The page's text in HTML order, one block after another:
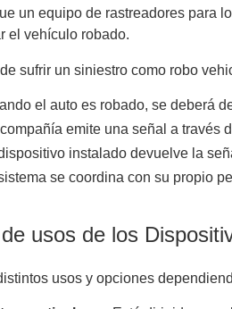
un equipo de rastreadores para
el vehículo robado.
sufrir un siniestro como robo
el auto es robado, se deberá
compañía emite una señal a través
instalado devuelve la
se coordina con su propio
usos de los
usos y opciones